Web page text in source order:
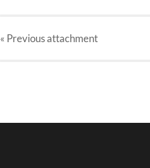
« Previousattachment